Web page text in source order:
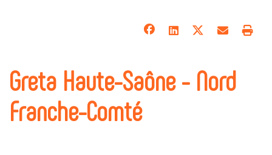
Greta Haute-Saône - Nord
Franche-Comté